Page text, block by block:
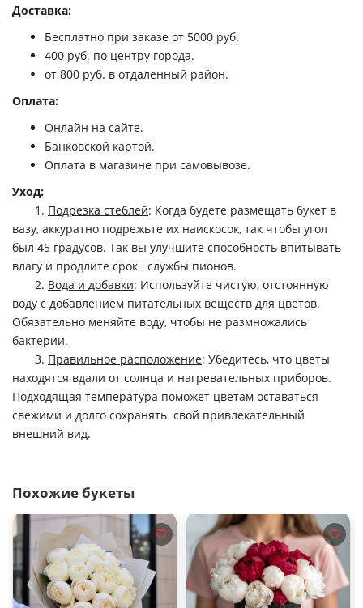
Доставка:
Бесплатно при заказе от 5000 руб.
400 руб. по центру города.
от 800 руб. в отдаленный район.
Оплата:
Онлайн на сайте.
Банковской картой.
Оплата в магазине при самовывозе.
Уход:
1. Подрезка стеблей: Когда будете размещать букет в
вазу, аккуратно подрежьте их наискосок, так чтобы угол
был 45 градусов. Так вы улучшите способность впитывать
влагу и продлите срок службы пионов.
2. Вода и добавки: Используйте чистую, отстоянную
воду с добавлением питательных веществ для цветов.
Обязательно меняйте воду, чтобы не размножались
бактерии.
3. Правильное расположение: Убедитесь, что цветы
находятся вдали от солнца и нагревательных приборов.
Подходящая температура поможет цветам оставаться
свежими и долго сохранять свой привлекательный
внешний вид.
Похожие букеты